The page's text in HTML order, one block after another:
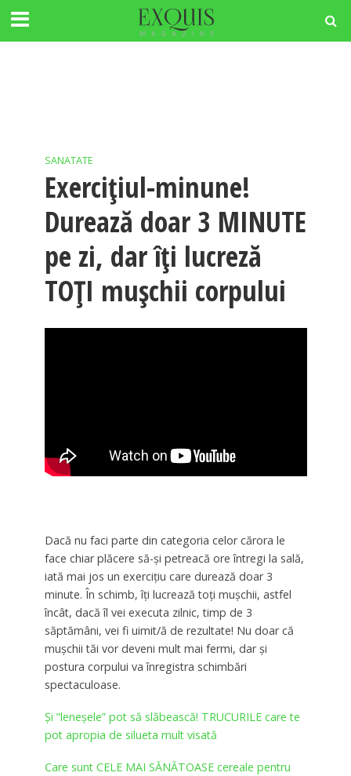
SANATATE
Exercițiul-minune!
Durează doar 3 MINUTE
pe zi, dar îți lucreză
TOȚI mușchii corpului
Dacă nu faci parte din categoria celor cărora le
face chiar plăcere să-și petreacă ore întregi la sală,
iată mai jos un exercițiu care durează doar 3
minute. În schimb, îți lucrează toți mușchii, astfel
încât, dacă îl vei executa zilnic, timp de 3
săptămâni, vei fi uimit/ă de rezultate! Nu doar că
mușchii tăi vor deveni mult mai fermi, dar și
postura corpului va înregistra schimbări
spectaculoase.
Și ”leneșele” pot să slăbească! TRUCURILE care te
pot apropia de silueta mult visată
Care sunt CELE MAI SĂNĂTOASE cereale pentru